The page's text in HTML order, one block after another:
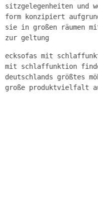
sitzgelegenheiten und
form konzipiert
sie in großen räumen
zur geltung
ecksofas mit
mit schlaffunktion
deutschlands größtes
große produktvielfalt